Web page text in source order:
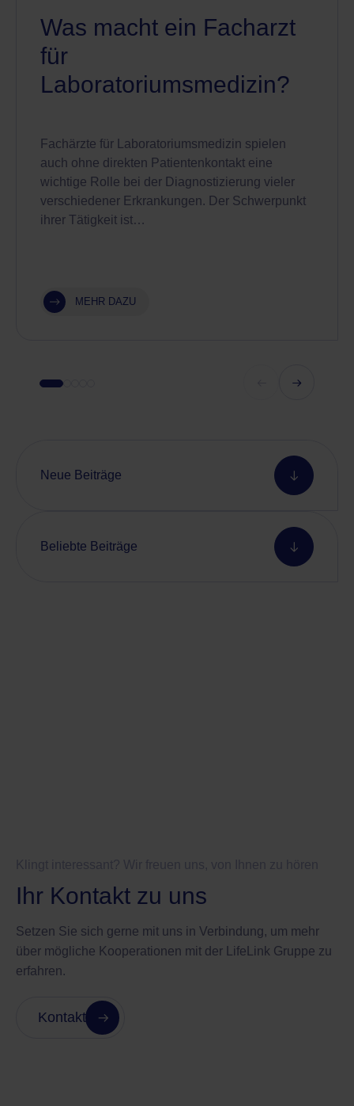
Was macht ein Facharzt
für
Laboratoriumsmedizin?
Fachärzte für Laboratoriumsmedizin spielen
auch ohne direkten Patientenkontakt eine
wichtige Rolle bei der Diagnostizierung vieler
verschiedener Erkrankungen. Der Schwerpunkt
ihrer Tätigkeit ist…
MEHR DAZU
Neue Beiträge
Beliebte Beiträge
Ihr Kontakt zu uns
Setzen Sie sich gerne mit uns in Verbindung, um mehr
über mögliche Kooperationen mit der LifeLink Gruppe zu
erfahren.
Kontakt